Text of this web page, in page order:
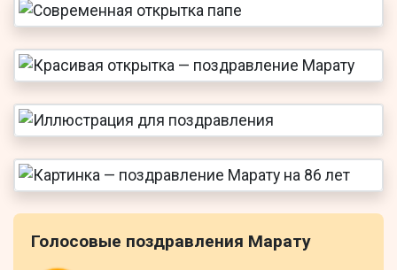
Голосовые поздравления Марату